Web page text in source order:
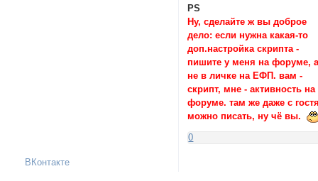
PS
Ну, сделайте ж вы доброе
дело: если нужна какая-то
доп.настройка скрипта -
пишите у меня на форуме,
не в личке на ЕФП. вам -
скрипт, мне - активность на
форуме. там же даже с
можно писать, ну чё вы.
0
ВКонтакте